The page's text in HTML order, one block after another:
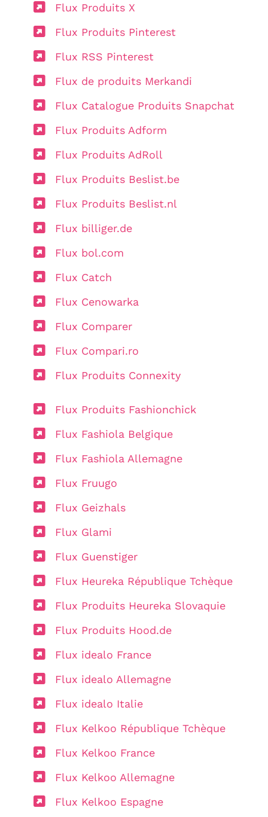
Flux Produits X
Flux Produits Pinterest
Flux RSS Pinterest
Flux de produits Merkandi
Flux Catalogue Produits Snapchat
Flux Produits Adform
Flux Produits AdRoll
Flux Produits Beslist.be
Flux Produits Beslist.nl
Flux billiger.de
Flux bol.com
Flux Catch
Flux Cenowarka
Flux Comparer
Flux Compari.ro
Flux Produits Connexity
Flux Produits Fashionchick
Flux Fashiola Belgique
Flux Fashiola Allemagne
Flux Fruugo
Flux Geizhals
Flux Glami
Flux Guenstiger
Flux Heureka République Tchèque
Flux Produits Heureka Slovaquie
Flux Produits Hood.de
Flux idealo France
Flux idealo Allemagne
Flux idealo Italie
Flux Kelkoo République Tchèque
Flux Kelkoo France
Flux Kelkoo Allemagne
Flux Kelkoo Espagne